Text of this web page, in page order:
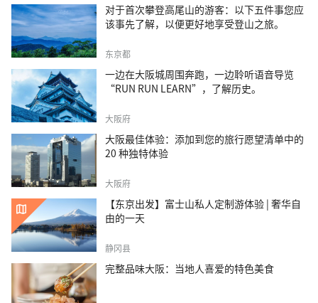
对于首次攀登高尾山的游客：以下五件事您应
该事先了解，以便更好地享受登山之旅。
东京都
一边在大阪城周围奔跑，一边聆听语音导览
“RUN RUN LEARN”，了解历史。
大阪府
大阪最佳体验：添加到您的旅行愿望清单中的
20 种独特体验
大阪府
【东京出发】富士山私人定制游体验 | 奢华自
由的一天
静冈县
完整品味大阪：当地人喜爱的特色美食